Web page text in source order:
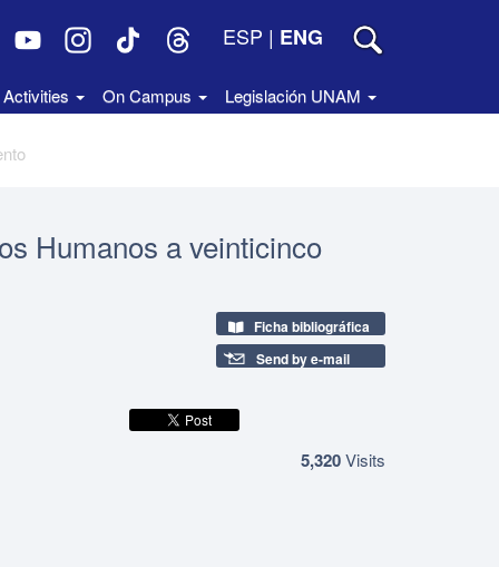
ESP | ENG
Activities On Campus Legislación UNAM
Humanos a veinticinco
Ficha bibliográfica
Send by e-mail
5,320Visits